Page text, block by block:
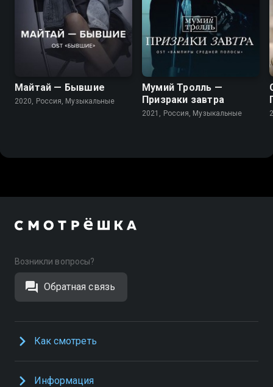
Майтай — Бывшие
2020, Россия, Музыкальные
Мумий Тролль —
Призраки завтра
2021, Россия, Музыкальные
Возникли вопросы?
Обратная связь
Как смотреть
Информация